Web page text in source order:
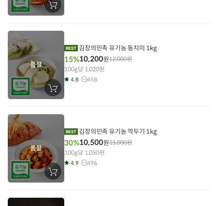
장
바
에
품절
장
바
에
김장의민족 유기농 동치미 1kg
15%10,200원12,000원
100g당 1,020원
4.8 458
품절
장
바
에
김장의민족 유기농 깍두기 1kg
30%10,500원15,000원
100g당 1,050원
4.9 496